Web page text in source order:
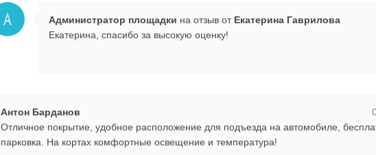
А Администратор площадки на отзыв от Екатерина Гаврилова
Екатерина, спасибо за высокую оценку!
Антон Барданов
Отличное покрытие, удобное расположение для подъезда на автомобиле,
парковка. На кортах комфортные освещение и температура!